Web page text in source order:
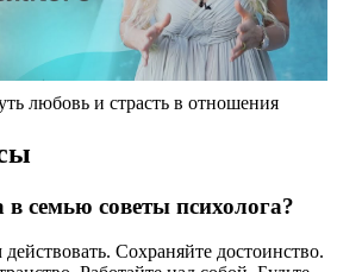
любовь и страсть в отношения
семью советы психолога?
Сохраняйте достоинство.